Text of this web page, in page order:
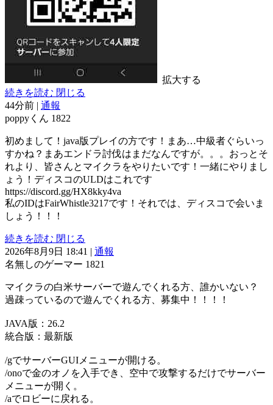
拡大する
続きを読む 閉じる
44分前
通報
poppyくん 1822
初めまして！java版プレイの方です！まあ…中級者ぐらいっ
すかね？まあエンドラ討伐はまだなんですが。。。おっとそ
れより、皆さんとマイクラをやりたいです！一緒にやりまし
ょう！ディスコのULDはこれです
https://discord.gg/HX8kky4va
私のIDはFairWhistle3217です！それでは、ディスコで会いま
しょう！！！
続きを読む 閉じる
2026年8月9日 18:41
通報
名無しのゲーマー 1821
マイクラの白米サーバーで遊んでくれる方、誰かいない？
過疎っているので遊んでくれる方、募集中！！！！
JAVA版：26.2
統合版：最新版
/gでサーバーGUIメニューが開ける。
/onoで金のオノを入手でき、空中で攻撃するだけでサーバー
メニューが開く。
/aでロビーに戻れる。